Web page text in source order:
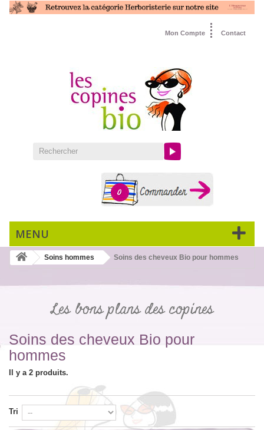
Contact
Mon Compte
0
MENU
Soins hommes Soins des cheveux Bio pour hommes
Les bons plans des copines
Soins des cheveux Bio pour
hommes
Il y a 2 produits.
Tri